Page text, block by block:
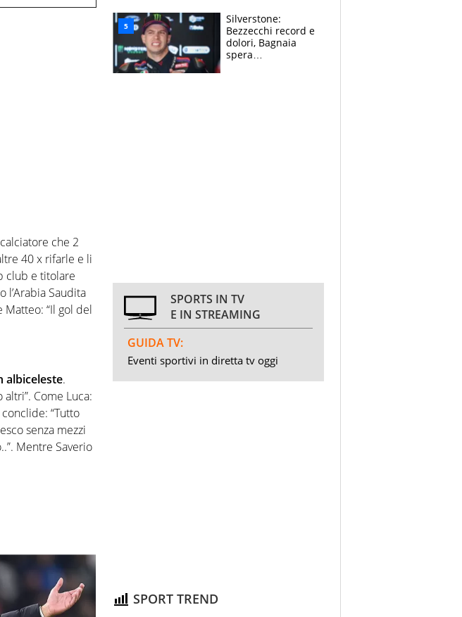
che 2
40 x rifarle e li
club e titolare
l’Arabia Saudita
Matteo: “Il gol del
albiceleste.
altri”. Come Luca:
“Tutto
senza mezzi
Mentre Saverio
Silverstone:
Bezzecchi record e
dolori, Bagnaia
spera
SPORTS IN TV
E IN STREAMING
GUIDA TV:
Eventi sportivi in diretta tv oggi
SPORT TREND